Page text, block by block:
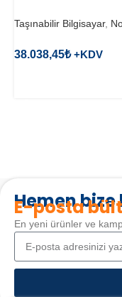
Taşınabilir Bilgisayar,
38.038,45₺
Hemen bize
E-posta
En yeni ürünler ve